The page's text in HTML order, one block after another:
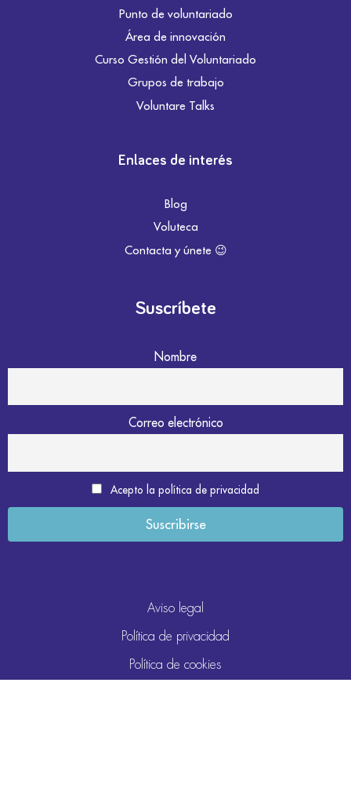
Punto de voluntariado
Área de innovación
Curso Gestión del Voluntariado
Grupos de trabajo
Voluntare Talks
Enlaces de interés
Blog
Voluteca
Contacta y únete 😉
Suscríbete
Nombre
Correo electrónico
Acepto la política de privacidad
Aviso legal
Política de privacidad
Política de cookies